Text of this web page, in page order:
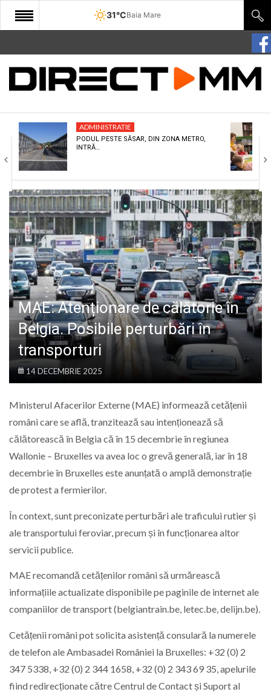
31°CBaia Mare
START
COMUNITATE
CULTURA
ECONOMIE
SANATATE
SPORT
SPECIAL
POLITIC
LIFE
ADMINISTRATIE
PODUL PESTE SĂSAR, DIN ZONA METRO,
INTRĂ…
MAE: Atenționare de călătorie în
Belgia. Posibile perturbări în
transporturi
14 DECEMBRIE 2025
Ministerul Afacerilor Externe (MAE) informează cetățenii
români care se află, tranzitează sau intenționează să
călătorească în Belgia că în 15 decembrie în regiunea
Wallonie – Bruxelles va avea loc o grevă generală, iar în 18
decembrie în Bruxelles este anunțată o amplă demonstrație
de protest a fermierilor.
În context, sunt preconizate perturbări ale traficului rutier și
ale transportului feroviar, precum și în funcționarea altor
servicii publice.
MAE recomandă cetățenilor români să urmărească
informațiile actualizate disponibile pe paginile de internet ale
companiilor de transport (belgiantrain.be, letec.be, delijn.be).
Cetățenii români pot solicita asistență consulară la numerele
de telefon ale Ambasadei României la Bruxelles: +32 (0) 2
347 5338, +32 (0) 2 344 1658, +32 (0) 2 343 69 35, apelurile
fiind redirecționate către Centrul de Contact și Suport al